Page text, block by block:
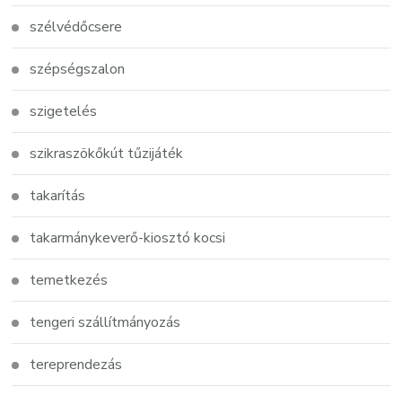
szélvédőcsere
szépségszalon
szigetelés
szikraszökőkút tűzijáték
takarítás
takarmánykeverő-kiosztó kocsi
temetkezés
tengeri szállítmányozás
tereprendezás